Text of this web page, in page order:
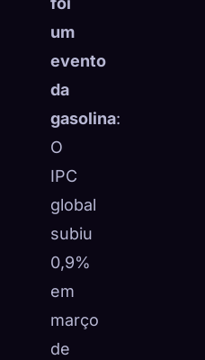
um
evento
da
gasolina:
O
IPC
global
subiu
0,9%
em
março
de